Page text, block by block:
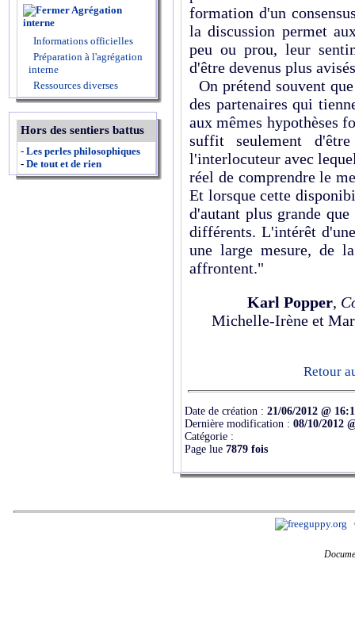
Agrégation
interne
Informations officielles
Préparation à l'agrégation
interne
Ressources diverses
Hors des sentiers battus
- Les perles philosophiques
- De tout et de rien
formation d'un
la discussion permet
peu ou prou, leur
d'être devenus plus
On prétend souvent
des partenaires qui
aux mêmes hypothèses
suffit seulement
l'interlocuteur avec
réel de comprendre le
Et lorsque cette
d'autant plus grande
différents. L'intérêt
une large mesure, de
affrontent."
Karl Popper,
Michelle-Irène et
Retour
Date de création : 21/06/2012 @
Dernière modification : 08/10/2012
Catégorie :
Page lue 7879 fois